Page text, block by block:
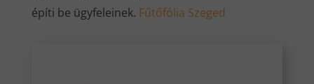
építi be ügyfeleinek. Fűtőfólia Szeged